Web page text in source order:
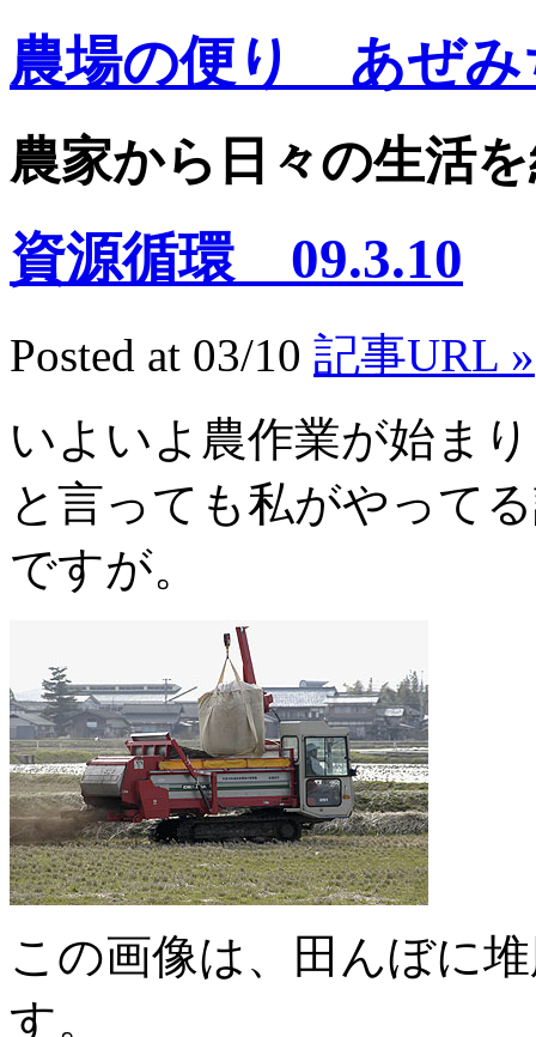
農場の便り あぜみ
農家から日々の生活
資源循環 09.3.10
Posted at 03/10 記事URL »
いよいよ農作業が始ま
と言っても私がやって
ですが。
この画像は、田んぼに
す。